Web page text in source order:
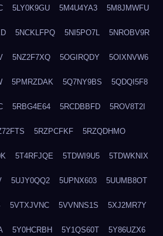
5LY0K9GU 5M4U4YA3 5M8JMWFU
5NCKLFPQ 5NI5PO7L 5NROBV9R
5NZ2F7XQ 5OGIRQDY 5OIXNVW6
5PMRZDAK 5Q7NY9BS 5QDQI5F8
5RBG4E64 5RCDBBFD 5ROV8T2I
5RZPCFKF 5RZQDHMO
5T4RFJQE 5TDWI9U5 5TDWKNIX
5UJY0QQ2 5UPNX603 5UUMB8OT
5VTXJVNC 5VVNNS1S 5XJ2MR7Y
5Y0HCRBH 5Y1QS60T 5Y86UZX6